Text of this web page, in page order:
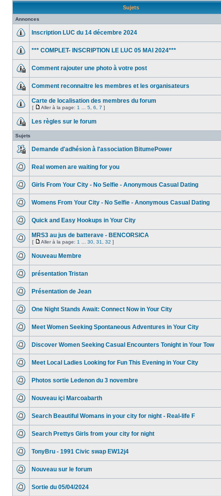
Sujets
Annonces
Inscription LUC du 14 décembre 2024
*** COMPLET- INSCRIPTION LE LUC 05 MAI 2024***
Comment rajouter une photo à votre post
Comment reconnaitre les membres et les organisateurs
Carte de localisation des membres du forum
[ Aller à la page: 1 5 6 7 ]
Les règles sur le forum
Sujets
Demande d'adhésion à l'association BitumePower
Real women are waiting for you
Girls From Your City - No Selfie - Anonymous Casual Dating
Womens From Your City - No Selfie - Anonymous Casual Dating
Quick and Easy Hookups in Your City
MRS3 au jus de batterave - BENCORSICA
[ Aller à la page: 1 30 31 32 ]
Nouveau Membre
présentation Tristan
Présentation de Jean
One Night Stands Await: Connect Now in Your City
Meet Women Seeking Spontaneous Adventures in Your City
Discover Women Seeking Casual Encounters Tonight in Your Tow
Meet Local Ladies Looking for Fun This Evening in Your City
Photos sortie Ledenon du 3 novembre
Nouveau içi Marcoabarth
Search Beautiful Womans in your city for night - Real-life F
Search Prettys Girls from your city for night
TonyBru - 1991 Civic swap EW12j4
Nouveau sur le forum
Sortie du 05/04/2024